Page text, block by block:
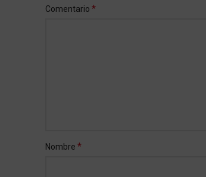
Comentario *
Nombre *